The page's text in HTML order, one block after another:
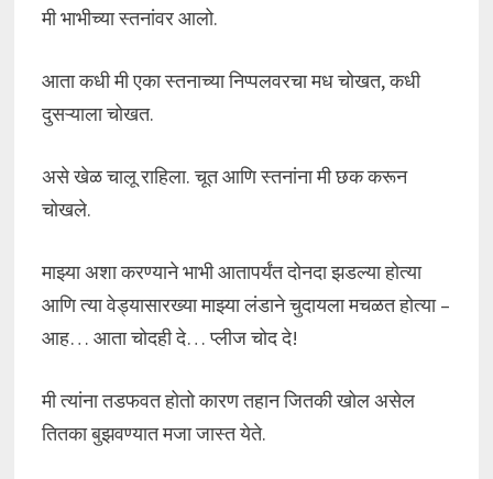
मी भाभीच्या स्तनांवर आलो.
आता कधी मी एका स्तनाच्या निप्पलवरचा मध चोखत, कधी
दुसऱ्याला चोखत.
असे खेळ चालू राहिला. चूत आणि स्तनांना मी छक करून
चोखले.
माझ्या अशा करण्याने भाभी आतापर्यंत दोनदा झडल्या होत्या
आणि त्या वेड्यासारख्या माझ्या लंडाने चुदायला मचळत होत्या –
आह… आता चोदही दे… प्लीज चोद दे!
मी त्यांना तडफवत होतो कारण तहान जितकी खोल असेल
तितका बुझवण्यात मजा जास्त येते.